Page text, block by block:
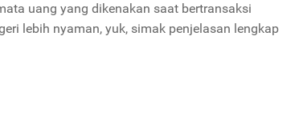
uang yang dikenakan saat bertransaksi
lebih nyaman, yuk, simak penjelasan lengkap